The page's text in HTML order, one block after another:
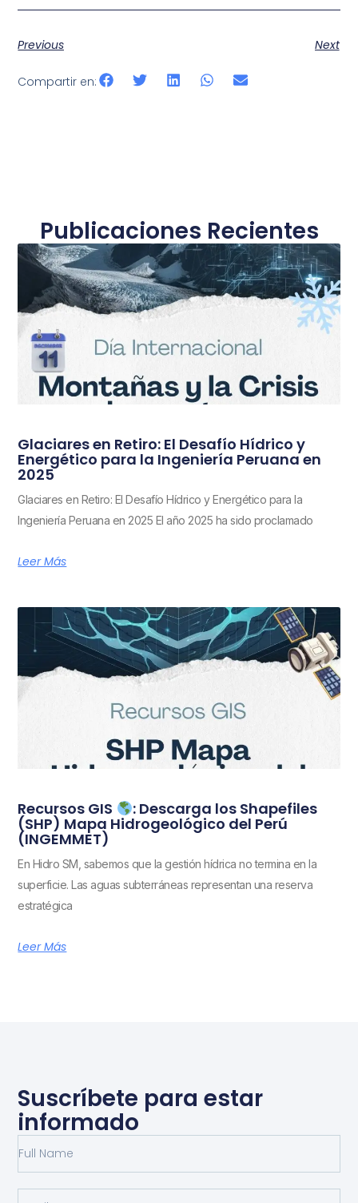
Previous Next
Compartir en:
Publicaciones Recientes
Glaciares en Retiro: El Desafío Hídrico y
Energético para la Ingeniería Peruana en
2025
Glaciares en Retiro: El Desafío Hídrico y Energético para la
Ingeniería Peruana en 2025 El año 2025 ha sido proclamado
Leer Más
Recursos GIS : Descarga los Shapefiles
(SHP) Mapa Hidrogeológico del Perú
(INGEMMET)
En Hidro SM, sabemos que la gestión hídrica no termina en la
superficie. Las aguas subterráneas representan una reserva
estratégica
Leer Más
Suscríbete para estar
informado